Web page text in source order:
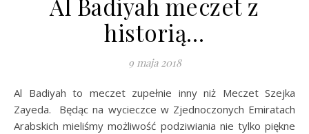
Al Badiyah meczet z
historią…
9 maja 2018
Al Badiyah to meczet zupełnie inny niż Meczet Szejka
Zayeda. Będąc na wycieczce w Zjednoczonych Emiratach
Arabskich mieliśmy możliwość podziwiania nie tylko piękne